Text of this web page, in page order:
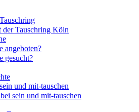
Tauschring Köln
angeboten?
gesucht?
und mit-tauschen
sein und mit-tauschen